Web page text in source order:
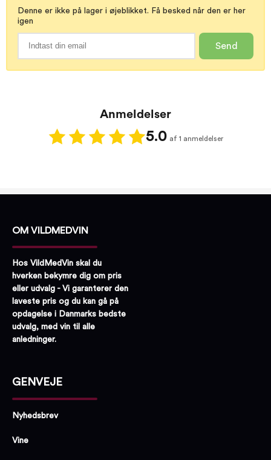
Denne er ikke på lager i øjeblikket. Få besked når den er her
igen
Send
Anmeldelser
5.0 af 1 anmeldelser
OM VILDMEDVIN
Hos VildMedVin skal du
hverken bekymre dig om pris
eller udvalg - Vi garanterer den
laveste pris og du kan gå på
opdagelse i Danmarks bedste
udvalg, med vin til alle
anledninger.
GENVEJE
Nyhedsbrev
Vine